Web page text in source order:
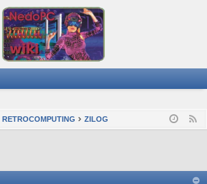
RETROCOMPUTING ZILOG